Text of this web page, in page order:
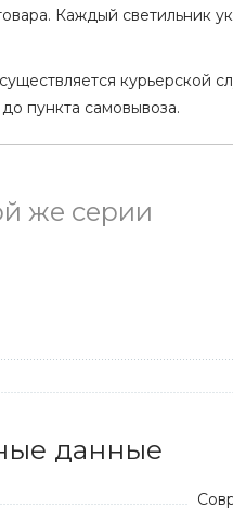
Каждый светильник
курьерской
пункта самовывоза.
же серии
данные